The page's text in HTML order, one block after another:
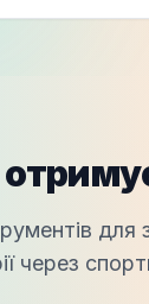
для
через